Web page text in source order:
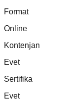
Format
Online
Kontenjan
Evet
Sertifika
Evet